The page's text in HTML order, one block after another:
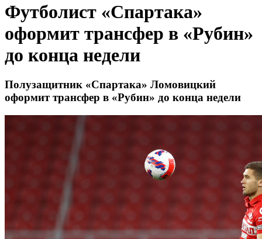
Футболист «Спартака»
оформит трансфер в «Рубин»
до конца недели
Полузащитник «Спартака» Ломовицкий
оформит трансфер в «Рубин» до конца недели